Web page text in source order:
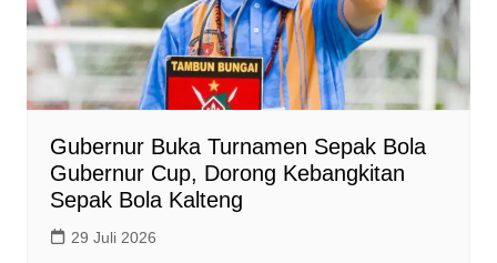
Gubernur Buka Turnamen Sepak Bola
Gubernur Cup, Dorong Kebangkitan
Sepak Bola Kalteng
29 Juli 2026